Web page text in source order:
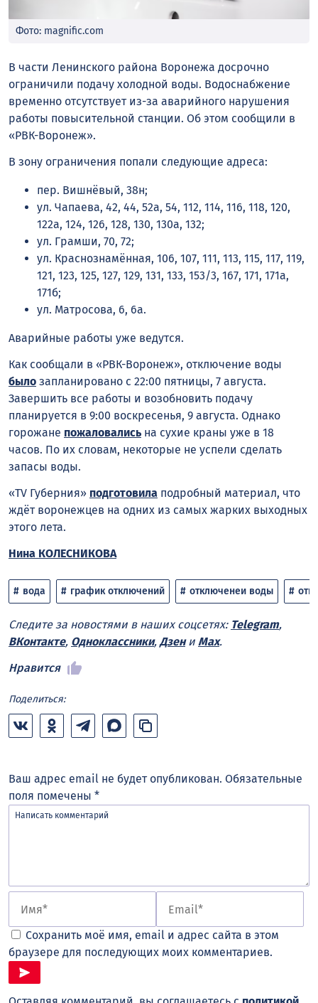
Фото: magnific.com
В части Ленинского района Воронежа досрочно
ограничили подачу холодной воды. Водоснабжение
временно отсутствует из-за аварийного нарушения
работы повысительной станции. Об этом сообщили в
«РВК-Воронеж».
В зону ограничения попали следующие адреса:
пер. Вишнёвый, 38н;
ул. Чапаева, 42, 44, 52а, 54, 112, 114, 116, 118, 120,
122а, 124, 126, 128, 130, 130а, 132;
ул. Грамши, 70, 72;
ул. Краснознамённая, 106, 107, 111, 113, 115, 117, 119,
121, 123, 125, 127, 129, 131, 133, 153/3, 167, 171, 171а,
171б;
ул. Матросова, 6, 6а.
Аварийные работы уже ведутся.
Как сообщали в «РВК-Воронеж», отключение воды
было запланировано с 22:00 пятницы, 7 августа.
Завершить все работы и возобновить подачу
планируется в 9:00 воскресенья, 9 августа. Однако
горожане пожаловались на сухие краны уже в 18
часов. По их словам, некоторые не успели сделать
запасы воды.
«TV Губерния» подготовила подробный материал, что
ждёт воронежцев на одних из самых жарких выходных
этого лета.
Нина КОЛЕСНИКОВА
вода график отключений отключенеи воды
Следите за новостями в наших соцсетях: Telegram,
ВКонтакте, Одноклассники, Дзени Max.
Нравится
Поделиться:
Ваш адрес email не будет опубликован. Обязательные
поля помечены *
Сохранить моё имя, email и адрес сайта в этом
браузере для последующих моих комментариев.